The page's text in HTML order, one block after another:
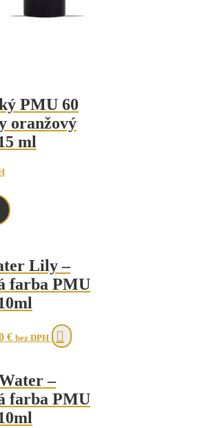
PMU 60
oranžový
ml
Lily –
farba PMU
€ bez DPH
This
product
The
options
–
farba PMU